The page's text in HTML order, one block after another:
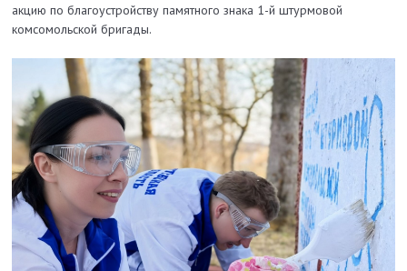
акцию по благоустройству памятного знака 1-й штурмовой
комсомольской бригады.